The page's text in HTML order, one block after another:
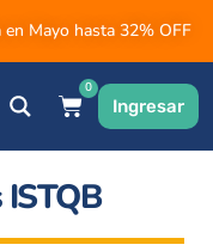
Mayo hasta 32% OFF
0
Ingresar